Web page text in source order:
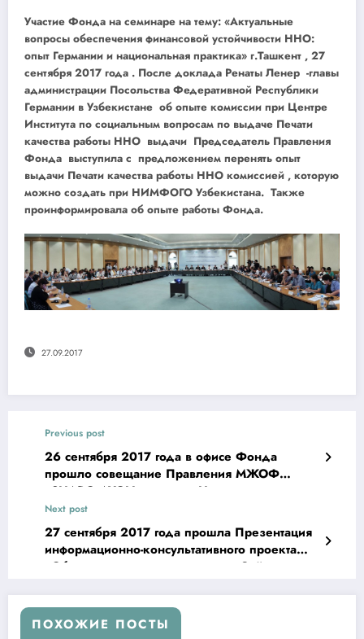
Участие Фонда на семинаре на тему: «Актуальные
вопросы обеспечения финансовой устойчивости ННО:
опыт Германии и национальная практика» г.Ташкент , 27
сентября 2017 года . После доклада Ренаты Ленер -главы
администрации Посольства Федеративной Республики
Германии в Узбекистане об опыте комиссии при Центре
Института по социальным вопросам по выдаче Печати
качества работы ННО выдачи Председатель Правления
Фонда выступила с предложением перенять опыт
выдачи Печати качества работы ННО комиссией , которую
можно создать при НИМФОГО Узбекистана. Также
проинформировала об опыте работы Фонда.
27.09.2017
Previous post
26 сентября 2017 года в офисе Фонда
прошло совещание Правления МЖОФ
«SHARQ AYOLI» на тему: Научно —
методический вклад проектов Фонда в
развитие «Государственной системы
адресной социальной поддержки целевых
групп населения Узбекистана»
Next post
27 сентября 2017 года прошла Презентация
информационно-консультативного проекта
«Образованное поколение» — «Зиёли
ПОХОЖИЕ ПОСТЫ